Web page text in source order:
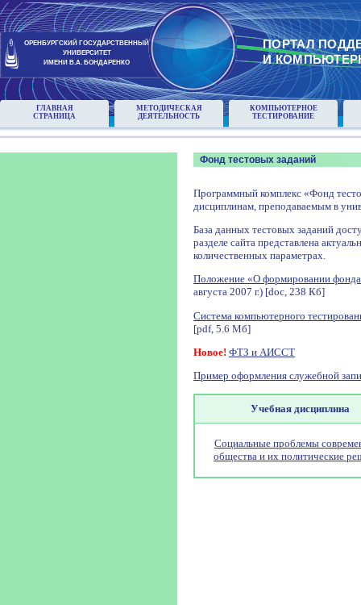
ОРЕНБУРГСКИЙ ГОСУДАРСТВЕННЫЙ
УНИВЕРСИТЕТ
ИМЕНИ В.А. БОНДАРЕНКО
ПОРТАЛ
И
ГЛАВНАЯ
СТРАНИЦА
МЕТОДИЧЕСКАЯ
ДЕЯТЕЛЬНОСТЬ
КОМПЬЮТЕРНОЕ
ТЕСТИРОВАНИЕ
Фонд тестовых заданий
Программный комплекс «Фонд
дисциплинам, преподаваемым в
База данных тестовых заданий
разделе сайта представлена
количественных параметрах.
Положение «О формировании фонда
августа 2007 г.) [doc, 238 Кб]
Система компьютерного
[pdf, 5.6 Мб]
Новое! ФТЗ и АИССТ
Пример оформления служебной
Учебная дисциплина
Социальные проблемы
общества и их политические